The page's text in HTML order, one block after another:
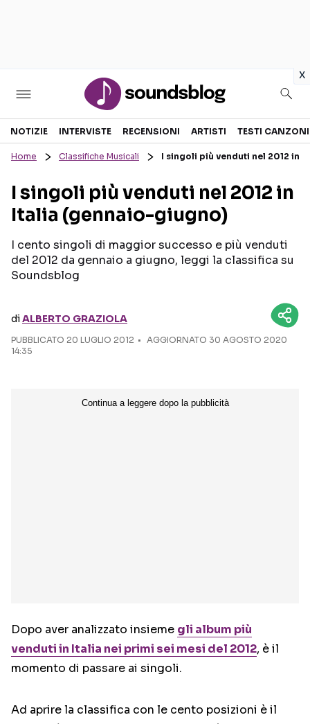
x
Sezioni
RECENSIONI MUSICALI
INTERVISTE
GOSSIP E CURIOSITÀ
TESTI CANZONI
TOUR ED EVENTI
TALENT SHOW
Seguici sui social
NOTIZIE INTERVISTE RECENSIONI ARTISTI TESTI CANZONI
Home Classifiche Musicali I singoli più venduti nel 2012 in
I singoli più venduti nel 2012 in
Italia (gennaio-giugno)
I cento singoli di maggior successo e più venduti
del 2012 da gennaio a giugno, leggi la classifica su
Soundsblog
diALBERTO GRAZIOLA
PUBBLICATO 20 LUGLIO 2012
AGGIORNATO 30 AGOSTO 2020
14:35
Dopo aver analizzato insieme gli album più
venduti in Italia nei primi sei mesi del 2012, è il
momento di passare ai singoli.
Ad aprire la classifica con le cento posizioni è il